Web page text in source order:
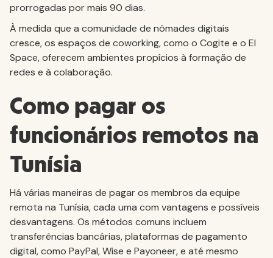
prorrogadas por mais 90 dias.
À medida que a comunidade de nômades digitais
cresce, os espaços de coworking, como o Cogite e o El
Space, oferecem ambientes propícios à formação de
redes e à colaboração.
Como pagar os
funcionários remotos na
Tunísia
Há várias maneiras de pagar os membros da equipe
remota na Tunísia, cada uma com vantagens e possíveis
desvantagens. Os métodos comuns incluem
transferências bancárias, plataformas de pagamento
digital, como PayPal, Wise e Payoneer, e até mesmo